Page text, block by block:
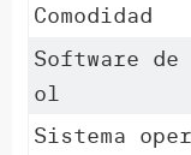
Comodidad
Software
ol
Sistema